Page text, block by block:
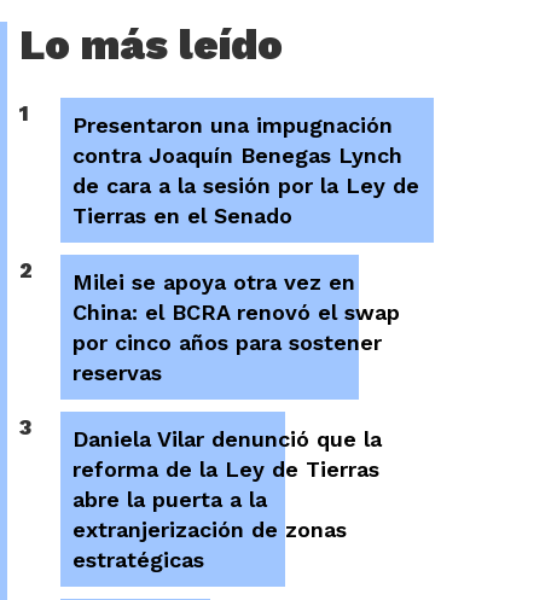
Lo más leído
1
Presentaron una impugnación
contra Joaquín Benegas Lynch
de cara a la sesión por la Ley de
Tierras en el Senado
2
Milei se apoya otra vez en
China: el BCRA renovó el swap
por cinco años para sostener
reservas
3
Daniela Vilar denunció que la
reforma de la Ley de Tierras
abre la puerta a la
extranjerización de zonas
estratégicas